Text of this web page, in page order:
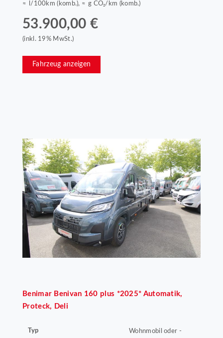
≈ l/100km (komb.), ≈ g CO₂/km (komb.)
53.900,00 €
(inkl. 19% MwSt.)
Fahrzeug anzeigen
Benimar Benivan 160 plus *2025* Automatik,
Proteck, Deli
Typ
Wohnmobil oder -